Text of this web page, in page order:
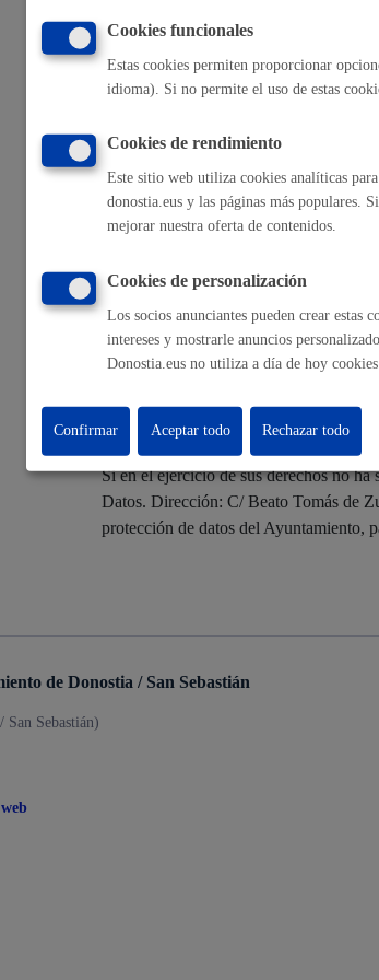
y asociacionismo
Actualidad
Noticias
Avisos
17.1.27) de la Ley 2/2016, de 7 de
Euskadi. -Ley 26/2015, de 28 de julio,
Destinatarios
Derechos
Las personas afectadas tienen
tendrán derecho a solicitar:
El acceso a sus datos personales.
La rectificación de los datos
La supresión de sus datos cuando,
La limitación del tratamiento de
La oposición al tratamiento de sus
o la defensa de posibles
Los derechos podrán ejercitarsevía on
tratamiento.
Si en el ejercicio de sus derechos no
Datos. Dirección: C/ Beato Tomás de
protección de datos del Ayuntamiento,
de Donostia / San Sebastián
San Sebastián)
Cookies funcionales
Estas cookies permiten proporcionar
idioma). Si no permite el uso de estas
Cookies de rendimiento
Este sitio web utiliza cookies analíticas
donostia.eus y las páginas más populares.
mejorar nuestra oferta de contenidos.
Cookies de personalización
Los socios anunciantes pueden crear estas
intereses y mostrarle anuncios
Donostia.eus no utiliza a día de hoy
Rechazar todo
Confirmar Aceptar todo